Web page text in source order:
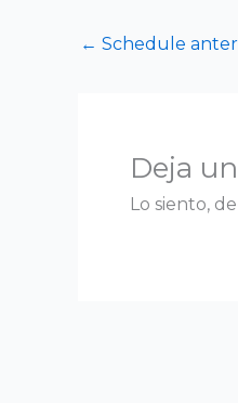
← Schedule
Deja
Lo siento,